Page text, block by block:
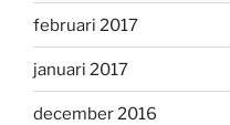
februari 2017
januari 2017
december 2016